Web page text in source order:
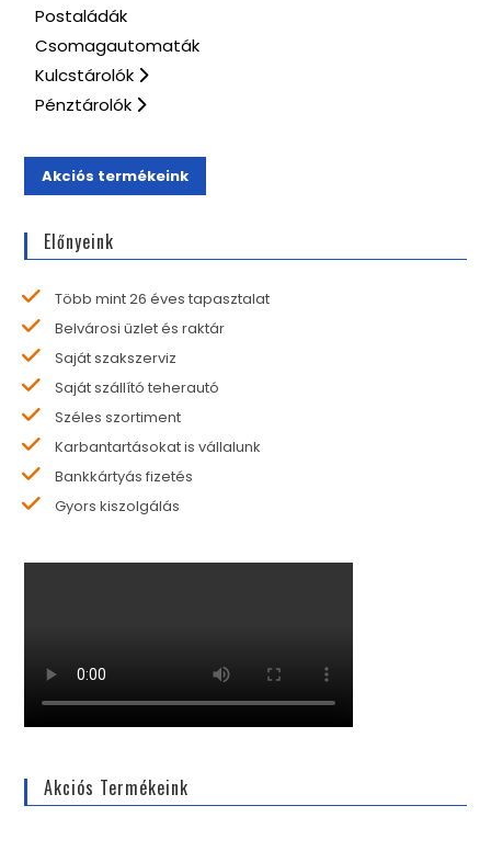
Postaládák
Csomagautomaták
Kulcstárolók
Pénztárolók
Akciós termékeink
Előnyeink
Több mint 26 éves tapasztalat
Belvárosi üzlet és raktár
Saját szakszerviz
Saját szállító teherautó
Széles szortiment
Karbantartásokat is vállalunk
Bankkártyás fizetés
Gyors kiszolgálás
Akciós Termékeink